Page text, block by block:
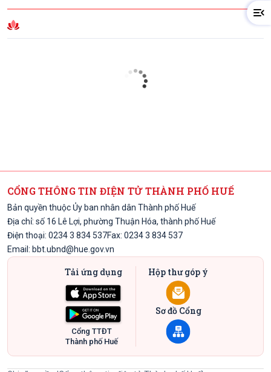
CỔNG THÔNG TIN ĐIỆN TỬ THÀNH PHỐ HUẾ
Bản quyền thuộc Ủy ban nhân dân Thành phố Huế
Địa chỉ: số 16 Lê Lợi, phường Thuận Hóa, thành phố Huế
Điện thoại: 0234 3 834 537Fax: 0234 3 834 537
Email: bbt.ubnd@hue.gov.vn
Tải ứng dụng
Cổng TTĐT
Thành phố Huế
Hộp thư góp ý
Sơ đồ Cổng